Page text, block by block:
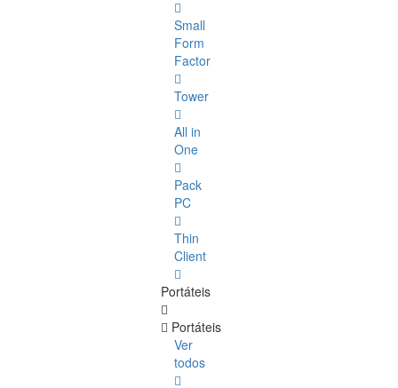
Small
Form
Factor
Tower
All in
One
Pack
PC
Thin
Client
Portáteis
Portáteis
Ver
todos